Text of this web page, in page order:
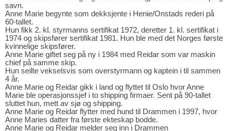
savn.
Anne Marie begynte som dekksjente i Henie/Onstads rederi på
60-tallet.
Hun fikk 2. kl. styrmanns sertifikat 1972, deretter 1. kl. sertifikat i
1974 og skipsfører sertifikat 1981. Hun ble med det Norges første
kvinnelige skipsfører.
Anne Marie giftet seg på ny i 1984 med Reidar som var maskin
chief på samme skip.
Hun seilte vekselsvis som overstyrmann og kaptein i til sammen
4 år.
Anne Marie og Reidar gikk i land og flyttet til Oslo hvor Anne
Marie ble operasjonssjef i to shipping firmaer. Sent på 90-tallet
sluttet hun, mett av sjø og shipping.
Anne Marie og Reidar flytter med hund til Drammen i 1997, hvor
Anne Maries datter fra første ekteskap bodde.
Anne Marie og Reidar melder seg inn i Drammen